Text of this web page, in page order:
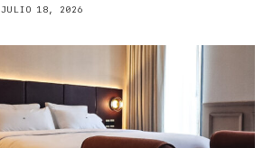
JULIO 18, 2026